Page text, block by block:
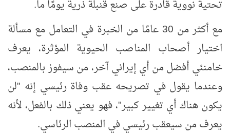
تحتية نووية قادرة على صنع قنبلة ذرية يومًا ما.
مع أكثر من 30 عامًا من الخبرة في التعامل مع مسألة
اختيار أصحاب المناصب الحيوية المؤثرة، يعرف
خامنئي أفضل من أي إيراني آخر، من سيفوز بالمنصب،
وعندما يقول في تصريحه عقب وفاة رئيسي إنه "لن
يكون هناك أي تغيير كبير"، فهو يعني ذلك بالفعل، لأنه
يعرف من سيعقب رئيسي في المنصب الرئاسي.